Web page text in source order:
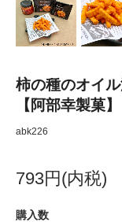
柿の種のオイ
【阿部幸製菓】
abk226
793円(内税)
購入数